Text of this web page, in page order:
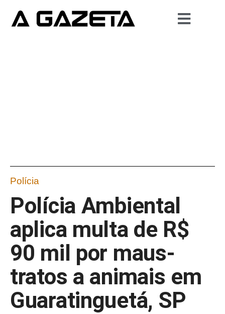
Polícia
Polícia Ambiental
aplica multa de R$
90 mil por maus-
tratos a animais em
Guaratinguetá, SP